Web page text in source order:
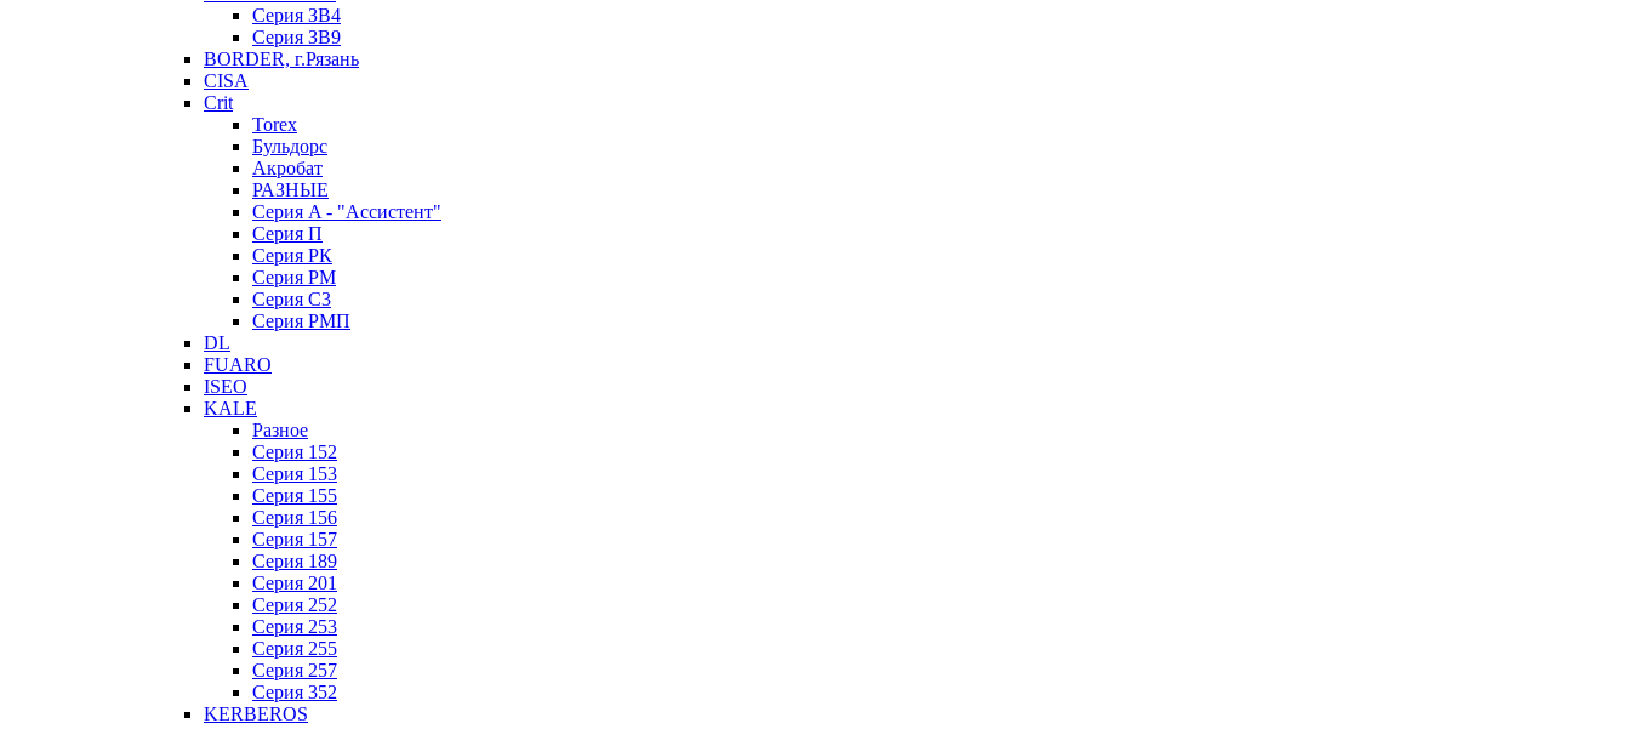
Серия ЗВ4
Серия ЗВ9
BORDER, г.Рязань
CISA
Crit
Torex
Бульдорс
Акробат
РАЗНЫЕ
Серия A - "Ассистент"
Серия П
Серия РК
Серия РМ
Серия С3
Серия РМП
DL
FUARO
ISEO
KALE
Разное
Серия 152
Серия 153
Серия 155
Серия 156
Серия 157
Серия 189
Серия 201
Серия 252
Серия 253
Серия 255
Серия 257
Серия 352
KERBEROS